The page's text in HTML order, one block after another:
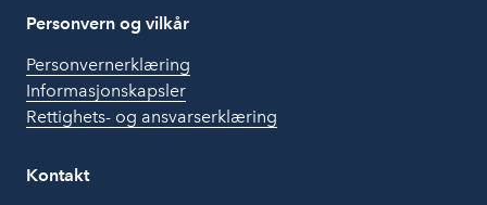
Personvern og vilkår
Personvernerklæring
Informasjonskapsler
Rettighets- og ansvarserklæring
Kontakt